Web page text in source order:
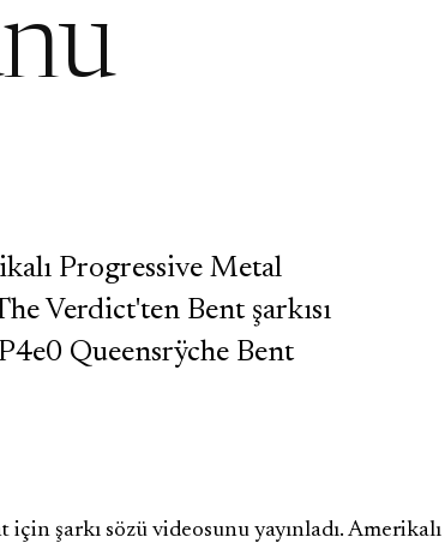
Progressive Metal
Verdict'ten Bent şarkısı
Queensrÿche Bent
için şarkı sözü videosunu yayınladı. Amerikalı